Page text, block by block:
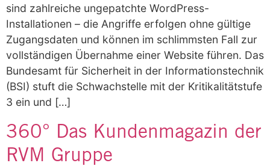
sind zahlreiche ungepatchte WordPress-
Installationen – die Angriffe erfolgen ohne gültige
Zugangsdaten und können im schlimmsten Fall zur
vollständigen Übernahme einer Website führen. Das
Bundesamt für Sicherheit in der Informationstechnik
(BSI) stuft die Schwachstelle mit der Kritikalitätstufe
3 ein und […]
360° Das Kundenmagazin der
RVM Gruppe